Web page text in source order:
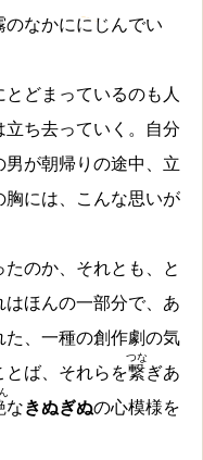
なかににじんでい
どまっているのも人
立ち去っていく。自分
が朝帰りの途中、立
には、こんな思いが
のか、それとも、と
ほんの一部分で、あ
た、一種の創作劇の気
とば、それらを繋
つな
ぎあ
なきぬぎぬの心模様を